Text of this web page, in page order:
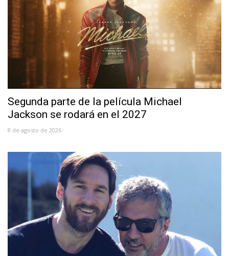
Segunda parte de la película Michael
Jackson se rodará en el 2027
8 de agosto de 2026